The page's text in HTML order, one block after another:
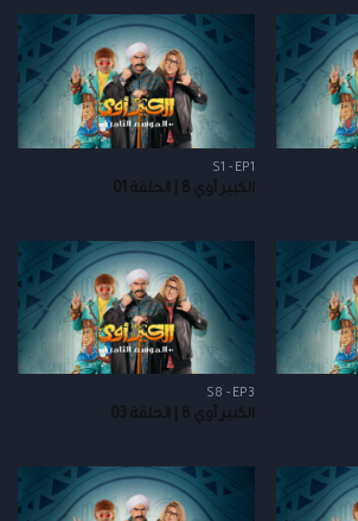
S1 - EP1
الكبير أوي 8 | الحلقة 01
S8 - EP3
الكبير أوي 8 | الحلقة 03